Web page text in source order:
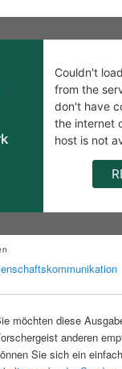
möchten diese
anderen
Sie sich ein